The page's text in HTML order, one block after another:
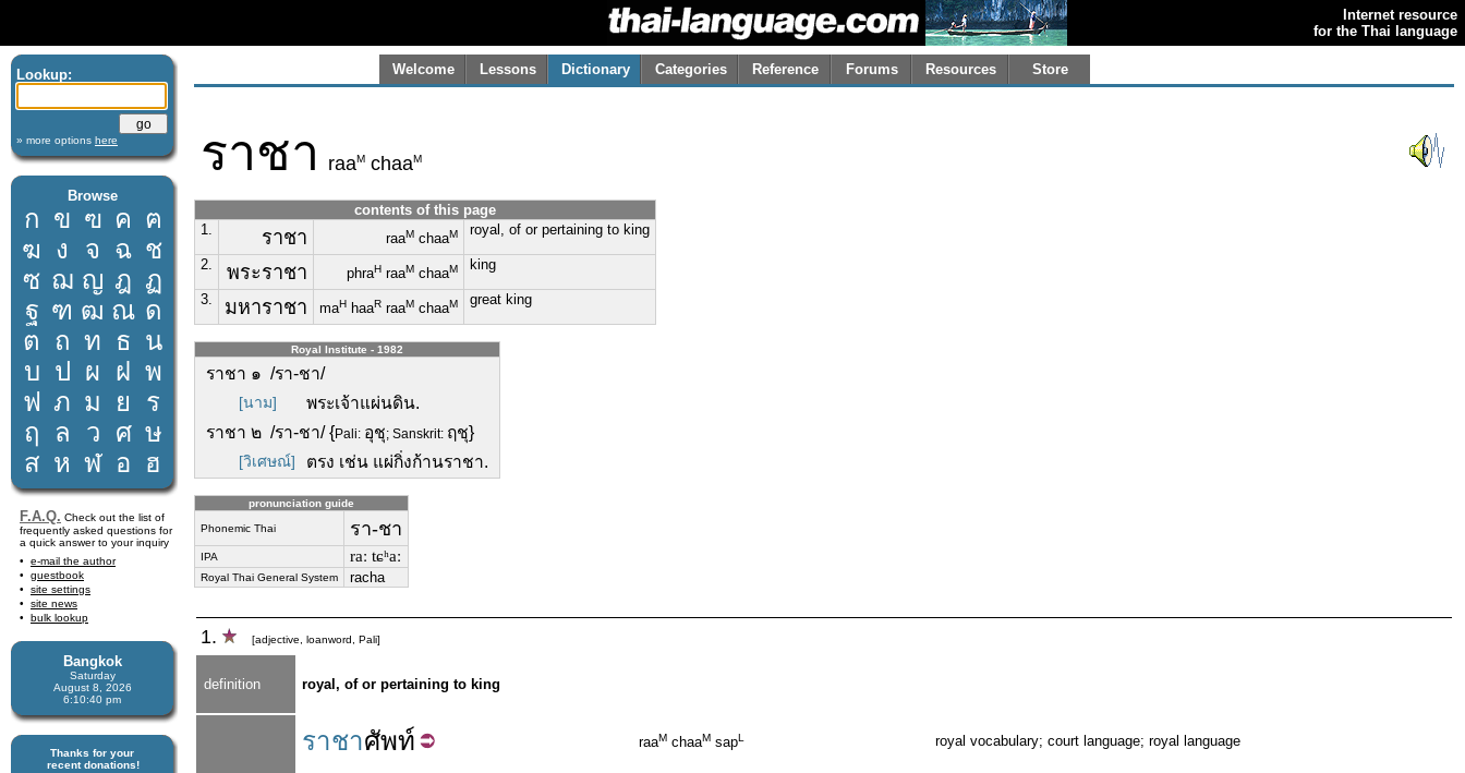
Internet resource
for the Thai language
Lookup:
» more options here
Browse
ก ข ฃ ค ฅ
ฆ ง จ ฉ ช
ซ ฌ ญ ฎ ฏ
ฐ ฑ ฒ ณ ด
ต ถ ท ธ น
บ ป ผ ฝ พ
ฟ ภ ม ย
ร
ฤ
ล ว ศ ษ
ส ห ฬ อ ฮ
F.A.Q. Check out the list of
frequently asked questions for
a quick answer to your inquiry
e-mail the author
guestbook
site settings
site news
bulk lookup
Bangkok
Saturday
August 8, 2026
6:10:41 pm
Thanks for your
recent donations!
Welcome Lessons Dictionary Categories Reference Forums Resources Store
ราชา raaM chaaM
contents of this page
1.
ราชา raaM chaaM royal, of or pertaining to king
2. พระราชา phraH raaM chaaM king
3. มหาราชา maH haaR raaM chaaM great king
Royal Institute - 1982
ราชา ๑ /รา-ชา/
[นาม]
พระเจ้าแผ่นดิน.
ราชา ๒ /รา-ชา/ {Pali: อุชุ; Sanskrit: ฤชุ}
[วิเศษณ์] ตรง เช่น แผ่กิ่งก้านราชา.
pronunciation guide
Phonemic Thai รา-ชา
IPA raː tɕʰaː
Royal Thai General System racha
1. [adjective, loanword, Pali]
definition royal, of or pertaining to king
ราชาศัพท์ raaM chaaM sapL royal vocabulary; court language; royal language